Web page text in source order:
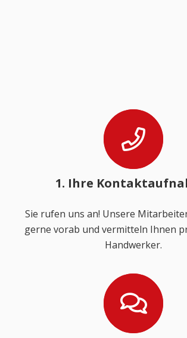
1. Ihre
Sie rufen uns an! Unsere
gerne vorab und vermitteln Ihnen
Handwerker.